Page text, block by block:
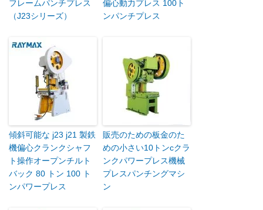
フレームパンチプレス
（J23シリーズ）
偏心動力プレス 100ト
ンパンチプレス
傾斜可能な j23 j21 製鉄
機偏心クランクシャフ
ト操作オープンチルト
バック 80 トン 100 ト
ンパワープレス
販売のための板金のた
めの小さい10トンcクラ
ンクパワープレス機械
プレスパンチングマシ
ン